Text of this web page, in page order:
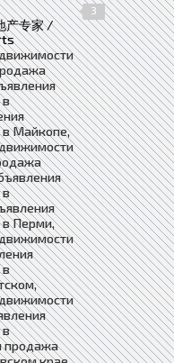
产专家 /
3
в
Майкопе,
в
Перми,
в
в
продажа